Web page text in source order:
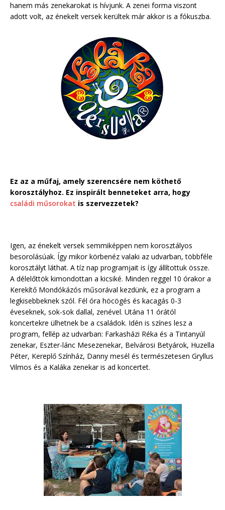
hanem más zenekarokat is hívjunk. A zenei forma viszont
adott volt, az énekelt versek kerültek már akkor is a fókuszba.
Ez az a műfaj, amely szerencsére nem köthető
korosztályhoz. Ez inspirált benneteket arra, hogy
családi műsorokat is szervezzetek?
Igen, az énekelt versek semmiképpen nem korosztályos
besorolásúak. Így mikor körbenéz valaki az udvarban, többféle
korosztályt láthat. A tíz nap programjait is így állítottuk össze.
A délelőttök kimondottan a kicsiké. Minden reggel 10 órakor a
Kerekítő Mondókázós műsorával kezdünk, ez a program a
legkisebbeknek szól. Fél óra höcögés és kacagás 0-3
éveseknek, sok-sok dallal, zenével. Utána 11 órától
koncertekre ülhetnek be a családok. Idén is színes lesz a
program, fellép az udvarban: Farkasházi Réka és a Tintanyúl
zenekar, Eszter-lánc Mesezenekar, Belvárosi Betyárok, Huzella
Péter, Kereplő Színház, Danny mesél és természetesen Gryllus
Vilmos és a Kaláka zenekar is ad koncertet.